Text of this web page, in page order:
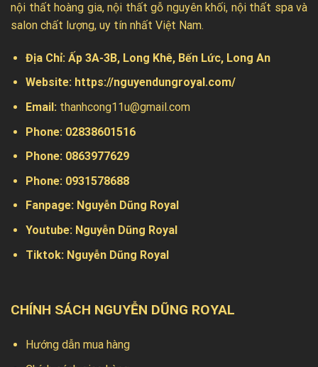
nội thất hoàng gia, nội thất gỗ nguyên khối, nội thất spa và
salon chất lượng, uy tín nhất Việt Nam.
Địa Chỉ: Ấp 3A-3B, Long Khê, Bến Lức, Long An
Website: https://nguyendungroyal.com/
Email: thanhcong11u@gmail.com
Phone: 02838601516
Phone: 0863977629
Phone: 0931578688
Fanpage: Nguyễn Dũng Royal
Youtube: Nguyễn Dũng Royal
Tiktok: Nguyễn Dũng Royal
CHÍNH SÁCH NGUYỄN DŨNG ROYAL
Hướng dẫn mua hàng